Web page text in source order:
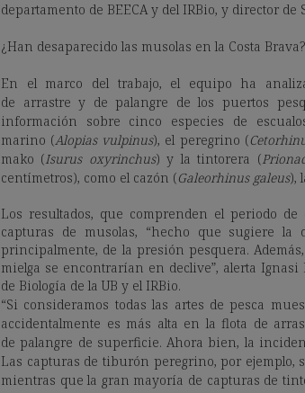
departamento de BEECA y del IRBio, y director de
¿Han desaparecido las musolas en la Costa Brava?
En el marco del trabajo, el equipo ha
de arrastre y de palangre de los puertos
información sobre cinco especies de
marino (Alopias vulpinus), el peregrino (
mako (Isurus oxyrinchus) y la tintorera (
centímetros), como el cazón (Galeorhinus galeus),
Los resultados, que comprenden el periodo
capturas de musolas, “hecho que sugiere la
principalmente, de la presión pesquera.
mielga se encontrarían en declive”, alerta
de Biología de la UB y el IRBio.
“Si consideramos todas las artes de pesca
accidentalmente es más alta en la flota de
de palangre de superficie. Ahora bien, la
Las capturas de tiburón peregrino, por ejemplo,
mientras que la gran mayoría de capturas de